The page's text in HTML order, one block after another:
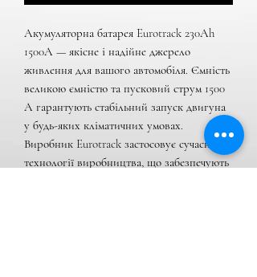
Акумуляторна батарея Eurotrack 230Аh
1500А — якісне і надійне джерело
живлення для вашого автомобіля. Ємність
великою ємністю та пусковий струм 1500
А гарантують стабільний запуск двигуна
у будь-яких кліматичних умовах.
Виробник Eurotrack застосовує сучасні
технології виробництва, що забезпечують